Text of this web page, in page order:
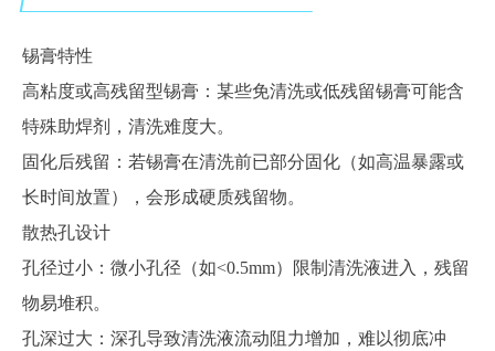
锡膏特性
高粘度或高残留型锡膏：某些免清洗或低残留锡膏可能含
特殊助焊剂，清洗难度大。
固化后残留：若锡膏在清洗前已部分固化（如高温暴露或
长时间放置），会形成硬质残留物。
散热孔设计
孔径过小：微小孔径（如<0.5mm）限制清洗液进入，残留
物易堆积。
孔深过大：深孔导致清洗液流动阻力增加，难以彻底冲